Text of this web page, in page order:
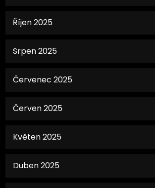
Říjen 2025
Srpen 2025
Červenec 2025
Červen 2025
Květen 2025
Duben 2025